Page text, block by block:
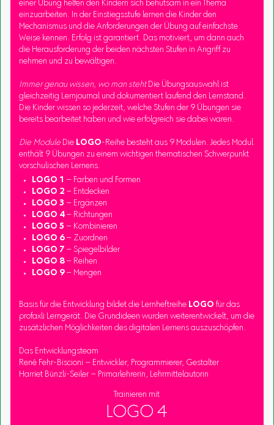
einer Übung helfen den Kindern sich behutsam in ein Thema
einzuarbeiten. In der Einstiegsstufe lernen die Kinder den
Mechanismus und die Anforderungen der Übung auf einfachste
Weise kennen. Erfolg ist garantiert. Das motiviert, um dann auch
die Herausforderung der beiden nächsten Stufen in Angriff zu
nehmen und zu bewältigen.
Immer genau wissen, wo man stehtDie Übungsauswahl ist
gleichzeitig Lernjournal und dokumentiert laufend den Lernstand.
Die Kinder wissen so jederzeit, welche Stufen der 9 Übungen sie
bereits bearbeitet haben und wie erfolgreich sie dabei waren.
Die Module Die LOGO-Reihe besteht aus 9 Modulen. Jedes Modul
enthält 9 Übungen zu einem wichtigen thematischen Schwerpunkt
vorschulischen Lernens.
LOGO 1 – Farben und Formen
LOGO 2 – Entdecken
LOGO 3 – Ergänzen
LOGO 4– Richtungen
LOGO 5 – Kombinieren
LOGO 6– Zuordnen
LOGO 7 – Spiegelbilder
LOGO 8– Reihen
LOGO 9– Mengen
Basis für die Entwicklung bildet die Lernheftreihe LOGO für das
profaxli Lerngerät. Die Grundideen wurden weiterentwickelt, um die
zusätzlichen Möglichkeiten des digitalen Lernens auszuschöpfen.
Das Entwicklungsteam
René Fehr-Biscioni – Entwickler, Programmierer, Gestalter
Harriet Bünzli-Seiler – Primarlehrerin, Lehrmittelautorin
Trainieren mit
LOGO 4